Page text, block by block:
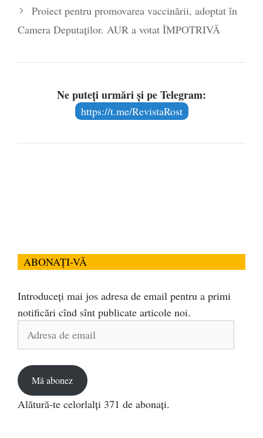
Proiect pentru promovarea vaccinării, adoptat în
Camera Deputaților. AUR a votat ÎMPOTRIVĂ
Ne puteți urmări și pe Telegram:
https://t.me/RevistaRost
ABONAȚI-VĂ
Introduceți mai jos adresa de email pentru a primi
notificări cînd sînt publicate articole noi.
Adresa
Mă abonez
Alătură-te celorlalți 371 de abonați.